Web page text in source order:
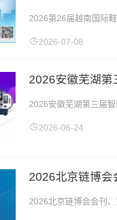
2026第26届越南国际
年7月8-10日展会地点
2026-07-08
​2026安徽芜湖第
2026安徽芜湖第三届
际博览中心2026安徽
2026-06-24
2026北京链博会
2026北京链博会会刊